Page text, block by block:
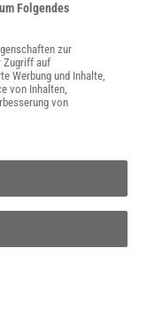
macht extreme
Wie sie
Folgendes
zur
Zugriff auf
Werbung und Inhalte,
von Inhalten,
von